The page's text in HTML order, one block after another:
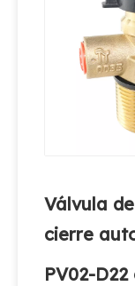
Válvula
cierre
PV02-